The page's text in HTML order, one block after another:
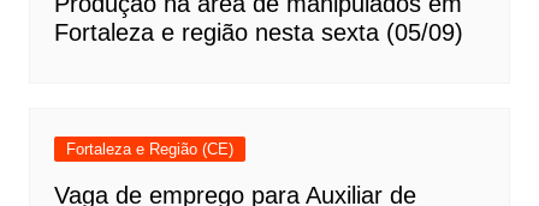
Fortaleza e região nesta sexta (05/09)
Fortaleza e Região (CE)
Vaga de emprego para Auxiliar de